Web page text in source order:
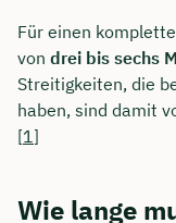
Für einen
von drei bis sechs
Streitigkeiten, die
haben, sind damit
[1 ]
Wie lange